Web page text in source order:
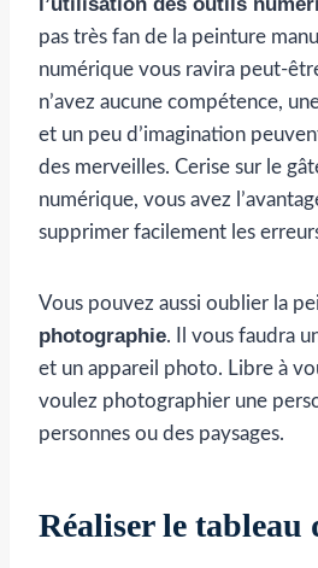
pas très fan de la peinture
numérique vous ravira peut-
n’avez aucune compétence,
et un peu d’imagination
des merveilles. Cerise sur le
numérique, vous avez
supprimer facilement les
Vous pouvez aussi oublier la
photographie. Il vous faudra
et un appareil photo. Libre à
voulez photographier une
personnes ou des paysages.
Réaliser le tableau